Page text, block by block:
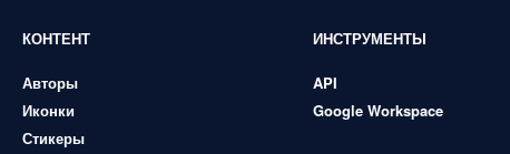
КОНТЕНТ
Авторы
Иконки
Стикеры
ИНСТРУМЕНТЫ
API
Google Workspace